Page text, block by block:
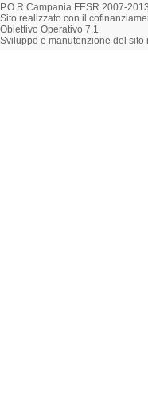
P.O.R Campania FESR 2007-2013
Sito realizzato con il
Obiettivo Operativo 7.1
Sviluppo e manutenzione del sito